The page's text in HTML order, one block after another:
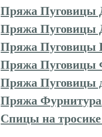
Пряжа Пуговицы
Пряжа Пуговицы
Пряжа Пуговицы
Пряжа Пуговицы
Пряжа Пуговицы
Пряжа Фурнитура
Спицы на